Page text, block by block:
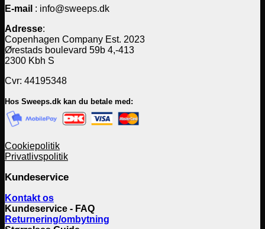
E-mail : info@sweeps.dk
Adresse:
Copenhagen Company Est. 2023
Ørestads boulevard 59b 4,-413
2300 Kbh S
Cvr: 44195348
Hos Sweeps.dk kan du betale med:
Cookiepolitik
Privatlivspolitik
Kundeservice
Kontakt os
Kundeservice - FAQ
Returnering/ombytning